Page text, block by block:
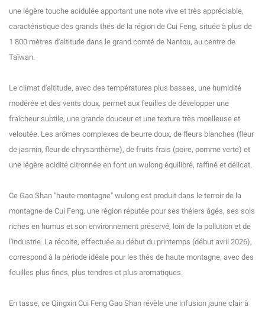
une légère touche acidulée apportant une note vive et très appréciable,
caractéristique des grands thés de la région de Cui Feng, située à plus de
1 800 mètres d'altitude dans le grand comté de Nantou, au centre de
Taïwan.
Le climat d'altitude, avec des températures plus basses, une humidité
modérée et des vents doux, permet aux feuilles de développer une
fraîcheur subtile, une grande douceur et une texture très moelleuse et
veloutée. Les arômes complexes de beurre doux, de fleurs blanches (fleur
de jasmin, fleur de chrysanthème), de fruits frais (poire, pomme verte) et
une légère acidité citronnée en font un wulong équilibré, raffiné et délicat.
Ce Gao Shan "haute montagne" wulong est produit dans le terroir de la
montagne de Cui Feng, une région réputée pour ses théiers âgés, ses sols
riches en humus et son environnement préservé, loin de la pollution et de
l'industrie. La récolte, effectuée au début du printemps (début avril 2026),
correspond à la période idéale pour les thés de haute montagne, avec des
feuilles plus fines, plus tendres et plus aromatiques.
En tasse, ce Qingxin Cui Feng Gao Shan révèle une infusion jaune clair à